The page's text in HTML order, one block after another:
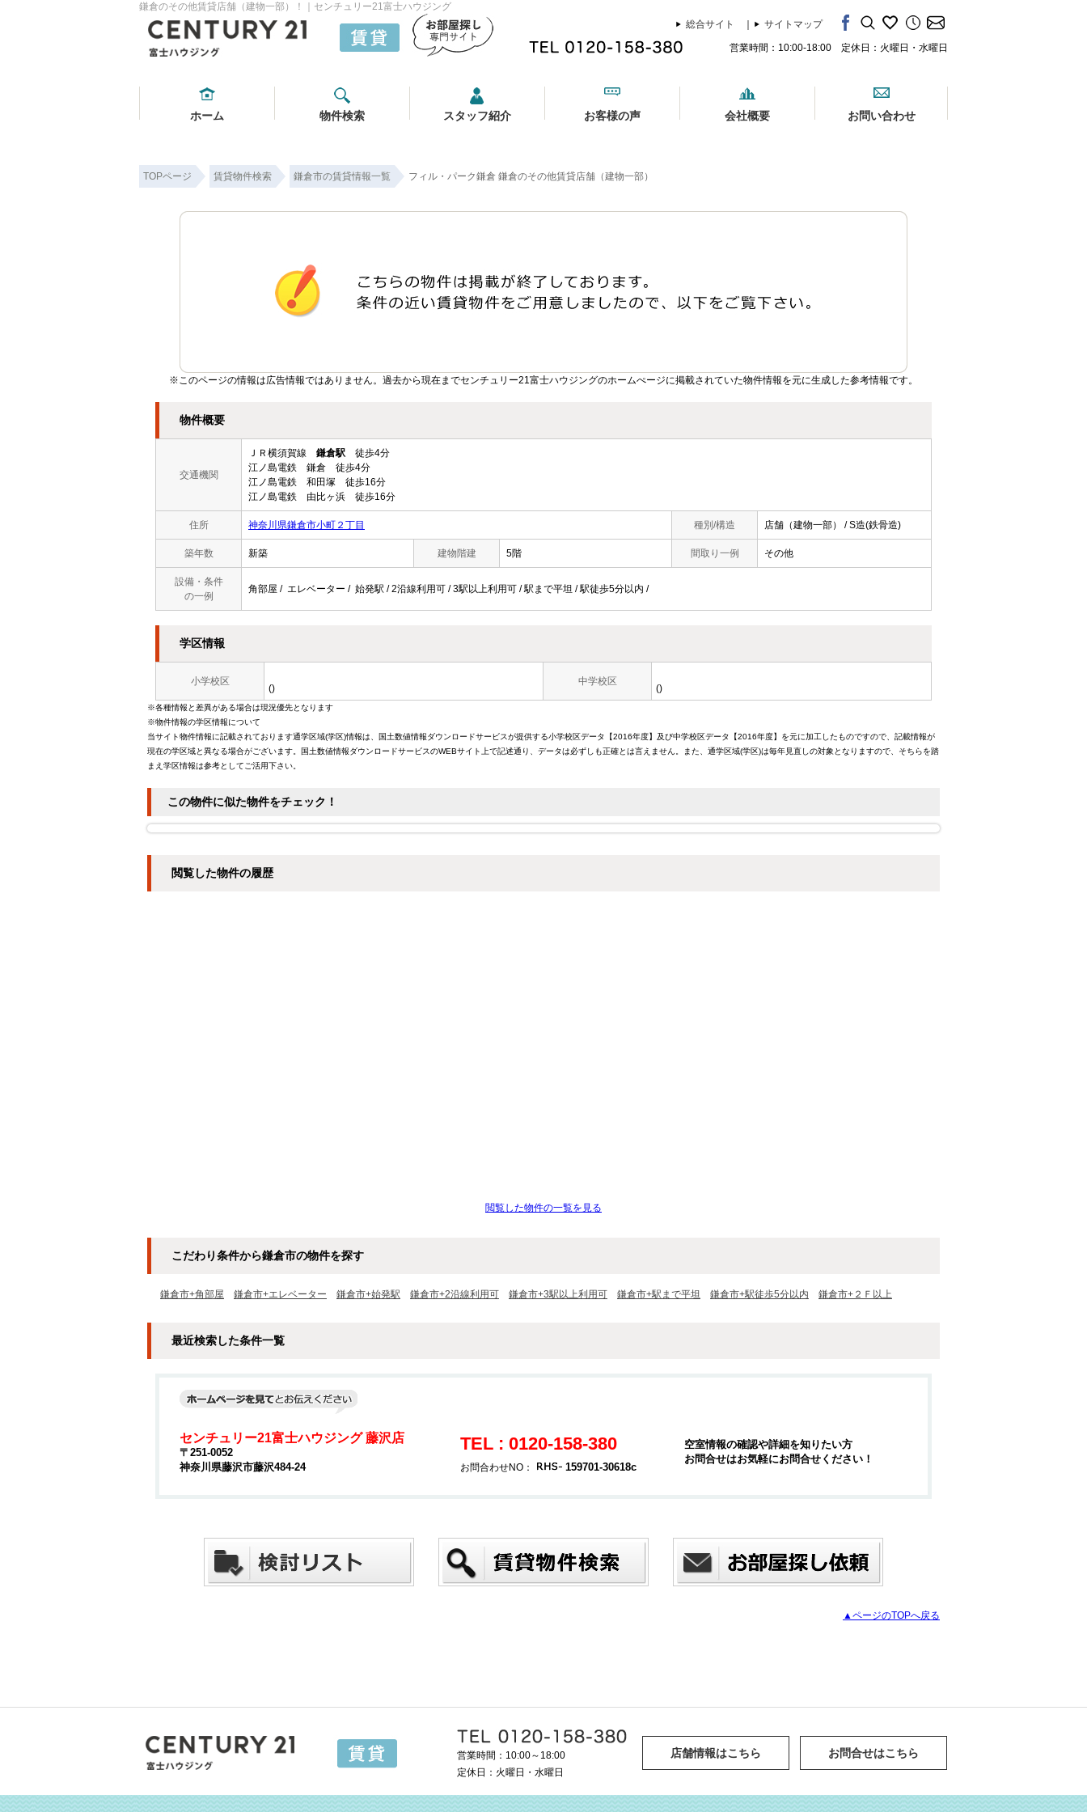
鎌倉のその他賃貸店舗（建物一部）！｜センチュリー21富士ハウジング
総合サイト
サイトマップ
営業時間：10:00-18:00 定休日：火曜日・水曜日
ホーム 物件検索 スタッフ紹介 お客様の声 会社概要 お問い合わせ
TOPページ 賃貸物件検索 鎌倉市の賃貸情報一覧 フィル・パーク鎌倉 鎌倉のその他賃貸店舗（建物一部）
※このページの情報は広告情報ではありません。過去から現在までセンチュリー21富士ハウジングのホームぺージに掲載されていた物件情報を元に生成した参考情報です。
物件概要
交通機関
ＪＲ横須賀線 鎌倉駅 徒歩4分
江ノ島電鉄 鎌倉 徒歩4分
江ノ島電鉄 和田塚 徒歩16分
江ノ島電鉄 由比ヶ浜 徒歩16分
住所 神奈川県鎌倉市小町２丁目 種別/構造 店舗（建物一部） / S造(鉄骨造)
築年数 新築 建物階建 5階 間取り一例 その他
設備・条件
の一例
角部屋 / エレベーター / 始発駅 / 2沿線利用可 / 3駅以上利用可 / 駅まで平坦 / 駅徒歩5分以内 /
学区情報
小学校区
()
中学校区
()
※各種情報と差異がある場合は現況優先となります
※物件情報の学区情報について
当サイト物件情報に記載されております通学区域(学区)情報は、国土数値情報ダウンロードサービスが提供する小学校区データ【2016年度】及び中学校区データ【2016年度】を元に加工したものですので、記載情報が
現在の学区域と異なる場合がございます。国土数値情報ダウンロードサービスのWEBサイト上で記述通り、データは必ずしも正確とは言えません。また、通学区域(学区)は毎年見直しの対象となりますので、そちらを踏
まえ学区情報は参考としてご活用下さい。
この物件に似た物件をチェック！
閲覧した物件の履歴
閲覧した物件の一覧を見る
こだわり条件から鎌倉市の物件を探す
鎌倉市+角部屋 鎌倉市+エレベーター 鎌倉市+始発駅 鎌倉市+2沿線利用可 鎌倉市+3駅以上利用可 鎌倉市+駅まで平坦 鎌倉市+駅徒歩5分以内 鎌倉市+２Ｆ以上
最近検索した条件一覧
センチュリー21富士ハウジング 藤沢店
〒251-0052
神奈川県藤沢市藤沢484-24
TEL : 0120-158-380
お問合わせNO： 159701-30618c
空室情報の確認や詳細を知りたい方
お問合せはお気軽にお問合せください！
▲ページのTOPへ戻る
営業時間：10:00～18:00
定休日：火曜日・水曜日
店舗情報はこちら お問合せはこちら